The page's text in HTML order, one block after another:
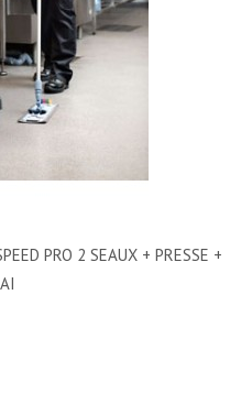
PRO 2 SEAUX + PRESSE +